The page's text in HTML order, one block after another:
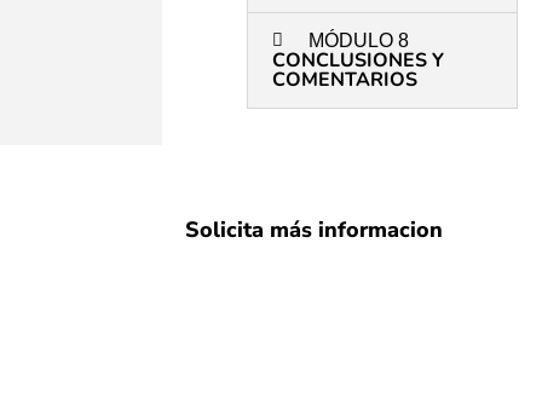
MÓDULO 8
CONCLUSIONES Y
COMENTARIOS
Solicita más informacion